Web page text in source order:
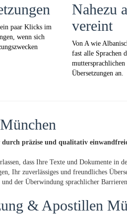
paar Klicks im
wenn sich
Nahezu
vereint
Von A wie
fast alle Sprachen
Übersetzungen an.
präzise und qualitativ
dass Ihre Texte und Dokumente in
Ihr zuverlässiges und freundliches
der Überwindung sprachlicher Barrieren
& Apostillen